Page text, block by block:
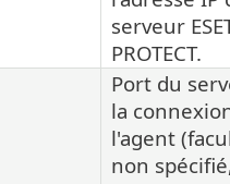
serveur
PROTECT.
Port du
la
l'agent
non